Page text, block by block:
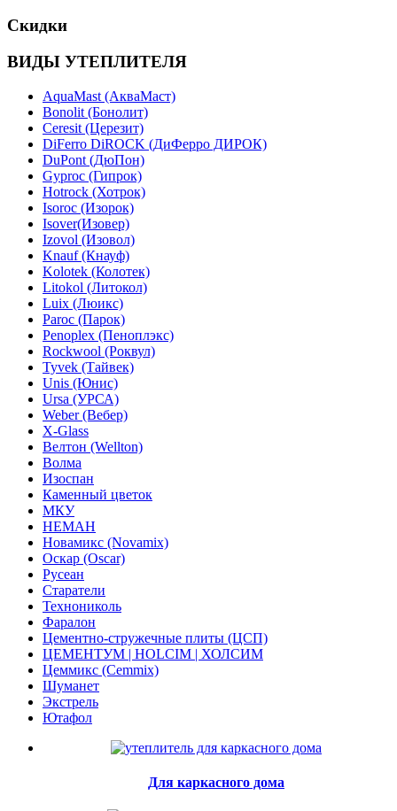
Скидки
ВИДЫ УТЕПЛИТЕЛЯ
AquaMast (АкваМаст)
Bonolit (Бонолит)
Ceresit (Церезит)
DiFerro DiROCK (ДиФерро ДИРОК)
DuPont (ДюПон)
Gyproc (Гипрок)
Hotrock (Хотрок)
Isoroc (Изорок)
Isover(Изовер)
Izovol (Изовол)
Knauf (Кнауф)
Kolotek (Колотек)
Litokol (Литокол)
Luix (Люикс)
Paroc (Парок)
Penoplex (Пеноплэкс)
Rockwool (Роквул)
Tyvek (Тайвек)
Unis (Юнис)
Ursa (УРСА)
Weber (Вебер)
X-Glass
Велтон (Wellton)
Волма
Изоспан
Каменный цветок
МКУ
НЕМАН
Новамикс (Novamix)
Оскар (Oscar)
Русеан
Старатели
Технониколь
Фаралон
Цементно-стружечные плиты (ЦСП)
ЦЕМЕНТУМ | HOLCIM | ХОЛСИМ
Цеммикс (Cemmix)
Шуманет
Экстрель
Ютафол
Для каркасного дома